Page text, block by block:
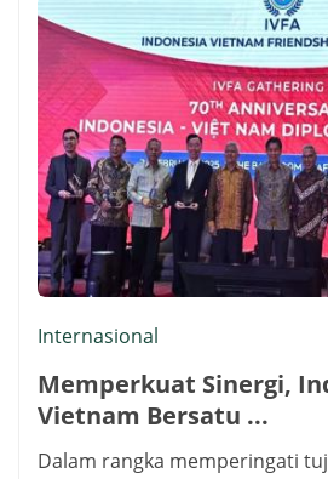
Internasional
Memperkuat Sinergi,
Vietnam Bersatu ...
Dalam rangka memperingati